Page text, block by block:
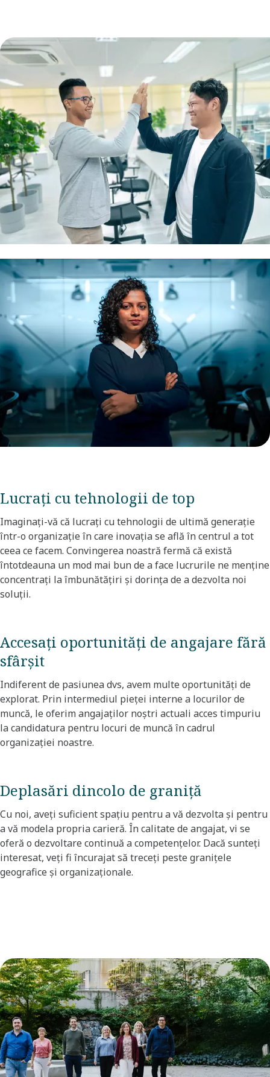
Lucrați cu tehnologii de top​
Imaginați-vă că lucrați cu tehnologii de ultimă generație
într-o organizație în care inovația se află în centrul a tot
ceea ce facem. Convingerea noastră fermă că există
întotdeauna un mod mai bun de a face lucrurile ne menține
concentrați la îmbunătățiri și dorința de a dezvolta noi
soluții. ​
Accesați oportunități de angajare fără
sfârșit​
Indiferent de pasiunea dvs, avem multe oportunități de
explorat. Prin intermediul pieței interne a locurilor de
muncă, le oferim angajaților noștri actuali acces timpuriu
la candidatura pentru locuri de muncă în cadrul
organizației noastre.​
Deplasări dincolo de graniță​
Cu noi, aveți suficient spațiu pentru a vă dezvolta și pentru
a vă modela propria carieră. În calitate de angajat, vi se
oferă o dezvoltare continuă a competențelor. Dacă sunteți
interesat, veți fi încurajat să treceți peste granițele
geografice și organizaționale.​